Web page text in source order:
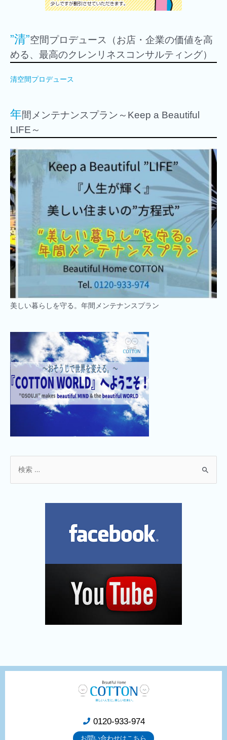
”清”空間プロデュース（お店・企業の価値を高
める、最高のクレンリネスコンサルティング）
清空間プロデュース
年間メンテナンスプラン～Keep a Beautiful
LIFE～
美しい暮らしを守る。年間メンテナンスプラン
0120-933-974
お問い合わせはこちら